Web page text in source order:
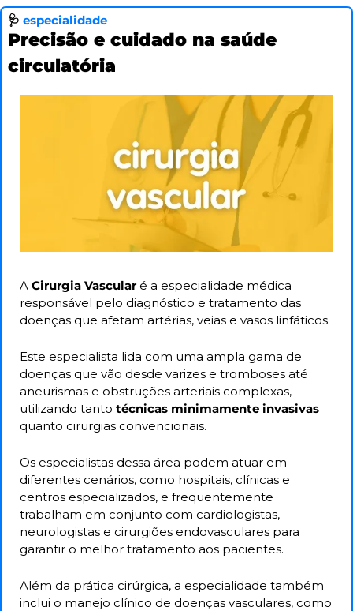
🩺 especialidade
Precisão e cuidado na saúde
circulatória
A Cirurgia Vascular é a especialidade médica
responsável pelo diagnóstico e tratamento das
doenças que afetam artérias, veias e vasos linfáticos.
Este especialista lida com uma ampla gama de
doenças que vão desde varizes e tromboses até
aneurismas e obstruções arteriais complexas,
utilizando tanto técnicas minimamente invasivas
quanto cirurgias convencionais.
Os especialistas dessa área podem atuar em
diferentes cenários, como hospitais, clínicas e
centros especializados, e frequentemente
trabalham em conjunto com cardiologistas,
neurologistas e cirurgiões endovasculares para
garantir o melhor tratamento aos pacientes.
Além da prática cirúrgica, a especialidade também
inclui o manejo clínico de doenças vasculares, como